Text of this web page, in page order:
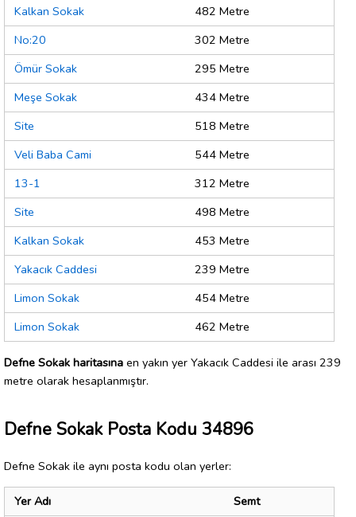
Kalkan Sokak
482 Metre
No:20
302 Metre
Ömür Sokak
295 Metre
Meşe Sokak
434 Metre
Site
518 Metre
Veli Baba Cami
544 Metre
13-1
312 Metre
Site
498 Metre
Kalkan Sokak
453 Metre
Yakacık Caddesi
239 Metre
Limon Sokak
454 Metre
Limon Sokak
462 Metre
Defne Sokak haritasına en yakın yer Yakacık Caddesi ile arası 239
metre olarak hesaplanmıştır.
Defne Sokak Posta Kodu 34896
Defne Sokak ile aynı posta kodu olan yerler:
Yer Adı
Semt